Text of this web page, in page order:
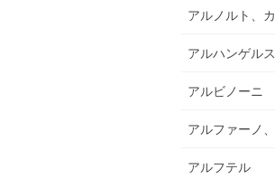
アルノルト、
アルハンゲル
アルビノーニ
アルファーノ
アルフテル